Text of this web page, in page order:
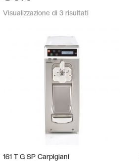
Visualizzazione di 3 risultati
161 T G SP Carpigiani